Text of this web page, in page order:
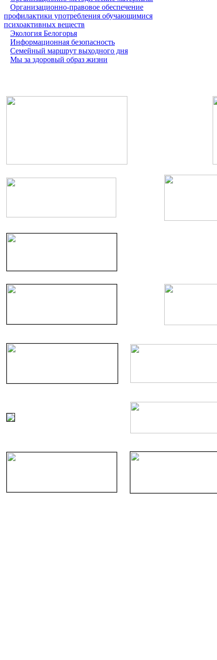
Организационно-правовое обеспечение
профилактики употребления обучающимися
психоактивных веществ
Экология Белогорья
Информационная безопасность
Семейный маршрут выходного дня
Мы за здоровый образ жизни